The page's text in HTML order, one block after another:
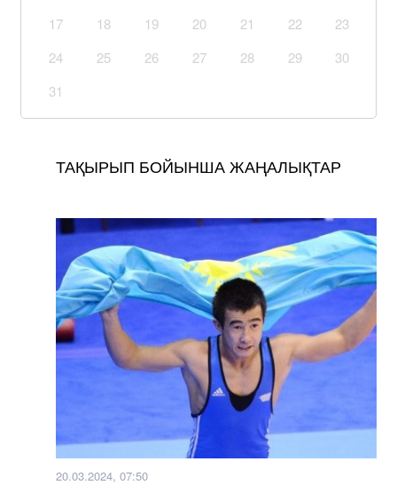
17
18 19 20 21 22
23
24
25 26 27 28 29
30
31
ТАҚЫРЫП БОЙЫНША ЖАҢАЛЫҚТАР
20.03.2024, 07:50